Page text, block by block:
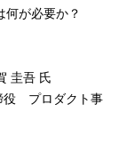
何が必要か？
圭吾 氏
役 プロダクト事